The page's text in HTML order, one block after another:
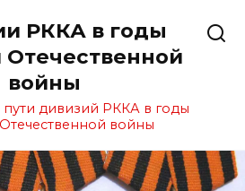
РККА в годы
Отечественной
войны
дивизий РККА в годы
войны